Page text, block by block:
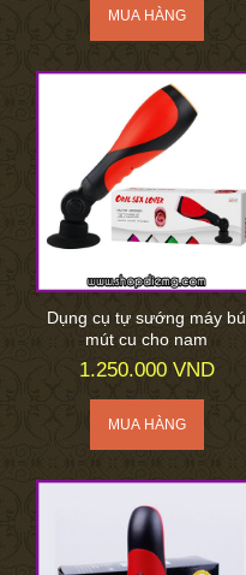
Dụng cụ tự sướng máy bú
mút cu cho nam
1.250.000 VND